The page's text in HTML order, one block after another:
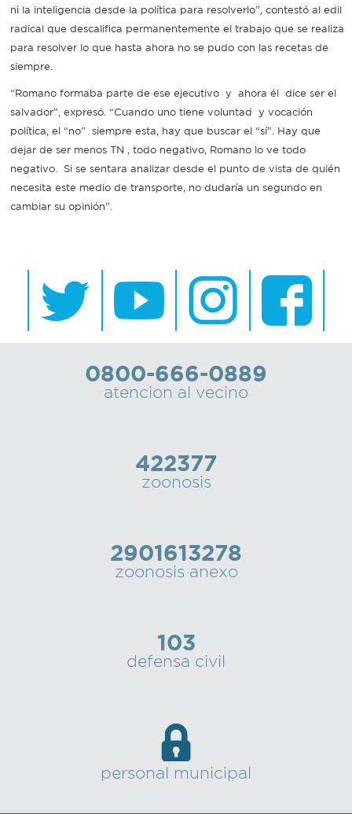
ni la inteligencia desde la política para resolverlo”, contestó al edil
radical que descalifica permanentemente el trabajo que se realiza
para resolver lo que hasta ahora no se pudo con las recetas de
siempre.
“Romano formaba parte de ese ejecutivo y ahora él dice ser el
salvador”, expresó. “Cuando uno tiene voluntad y vocación
política, el “no” siempre esta, hay que buscar el “sí”. Hay que
dejar de ser menos TN , todo negativo, Romano lo ve todo
negativo. Si se sentara analizar desde el punto de vista de quién
necesita este medio de transporte, no dudaría un segundo en
cambiar su opinión”.
0800-666-0889
atencion al vecino
422377
zoonosis
2901613278
zoonosis anexo
103
defensa civil
personal municipal